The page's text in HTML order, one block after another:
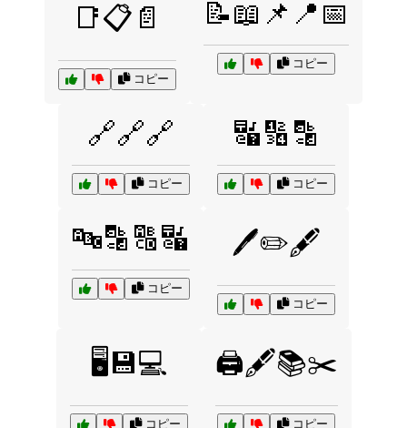
📑📋📄
コピー
📝📖📌📍📅
コピー
🔗🔗🔗
コピー
🔣🔢🔡
コピー
🔤🔡🔠🔣
コピー
🖊️✏️🖋️
コピー
🖥️💾💻
コピー
🖨️🖋️📚✂️
コピー